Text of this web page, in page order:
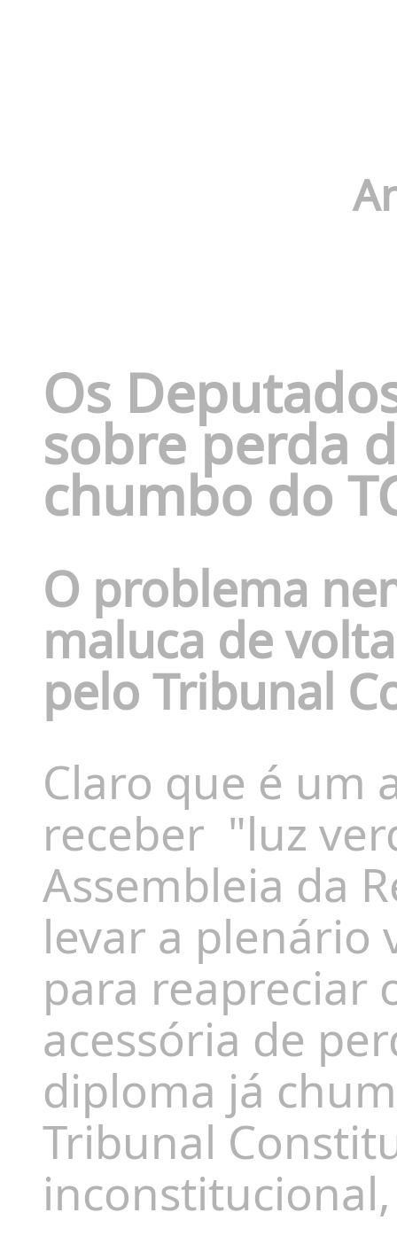
Os
sobre perda
chumbo do
O problema
maluca de
pelo Tribunal
Claro que é um
receber "luz
Assembleia da
levar a
para reapreciar
acessória de
diploma já
Tribunal